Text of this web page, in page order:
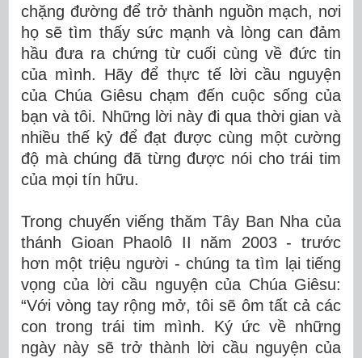
chặng đường để trở thành nguồn mạch, nơi
họ sẽ tìm thấy sức mạnh và lòng can đảm
hầu đưa ra chứng từ cuối cùng về đức tin
của mình. Hãy để thực tế lời cầu nguyện
của Chúa Giêsu chạm đến cuộc sống của
bạn và tôi. Những lời này đi qua thời gian và
nhiều thế kỷ để đạt được cùng một cường
độ mà chúng đã từng được nói cho trái tim
của mọi tín hữu.
Trong chuyến viếng thăm Tây Ban Nha của
thánh Gioan Phaolô II năm 2003 - trước
hơn một triệu người - chúng ta tìm lại tiếng
vọng của lời cầu nguyện của Chúa Giêsu:
“Với vòng tay rộng mở, tôi sẽ ôm tất cả các
con trong trái tim mình. Ký ức về những
ngày này sẽ trở thành lời cầu nguyện của